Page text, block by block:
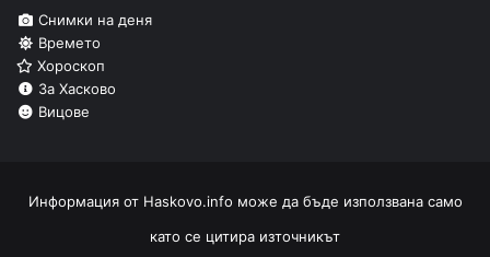
Снимки на деня
Времето
Хороскоп
За Хасково
Вицове
Информация от Haskovo.info може да бъде използвана само
като се цитира източникът